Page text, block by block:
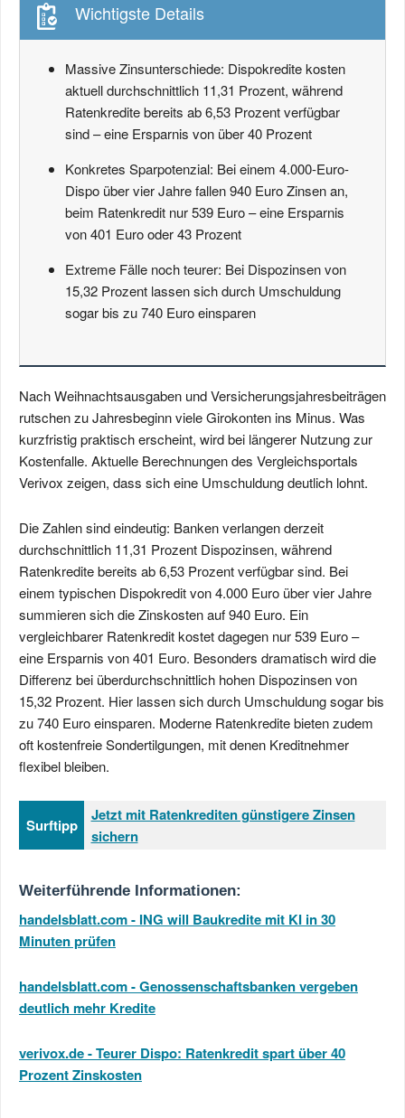
Wichtigste Details
Massive Zinsunterschiede: Dispokredite kosten
aktuell durchschnittlich 11,31 Prozent, während
Ratenkredite bereits ab 6,53 Prozent verfügbar
sind – eine Ersparnis von über 40 Prozent
Konkretes Sparpotenzial: Bei einem 4.000-Euro-
Dispo über vier Jahre fallen 940 Euro Zinsen an,
beim Ratenkredit nur 539 Euro – eine Ersparnis
von 401 Euro oder 43 Prozent
Extreme Fälle noch teurer: Bei Dispozinsen von
15,32 Prozent lassen sich durch Umschuldung
sogar bis zu 740 Euro einsparen
Nach Weihnachtsausgaben und Versicherungsjahresbeiträgen
rutschen zu Jahresbeginn viele Girokonten ins Minus. Was
kurzfristig praktisch erscheint, wird bei längerer Nutzung zur
Kostenfalle. Aktuelle Berechnungen des Vergleichsportals
Verivox zeigen, dass sich eine Umschuldung deutlich lohnt.
Die Zahlen sind eindeutig: Banken verlangen derzeit
durchschnittlich 11,31 Prozent Dispozinsen, während
Ratenkredite bereits ab 6,53 Prozent verfügbar sind. Bei
einem typischen Dispokredit von 4.000 Euro über vier Jahre
summieren sich die Zinskosten auf 940 Euro. Ein
vergleichbarer Ratenkredit kostet dagegen nur 539 Euro –
eine Ersparnis von 401 Euro. Besonders dramatisch wird die
Differenz bei überdurchschnittlich hohen Dispozinsen von
15,32 Prozent. Hier lassen sich durch Umschuldung sogar bis
zu 740 Euro einsparen. Moderne Ratenkredite bieten zudem
oft kostenfreie Sondertilgungen, mit denen Kreditnehmer
flexibel bleiben.
Surftipp
Jetzt mit Ratenkrediten günstigere Zinsen
sichern
Weiterführende Informationen:
handelsblatt.com - ING will Baukredite mit KI in 30
Minuten prüfen
handelsblatt.com - Genossenschaftsbanken vergeben
deutlich mehr Kredite
verivox.de - Teurer Dispo: Ratenkredit spart über 40
Prozent Zinskosten